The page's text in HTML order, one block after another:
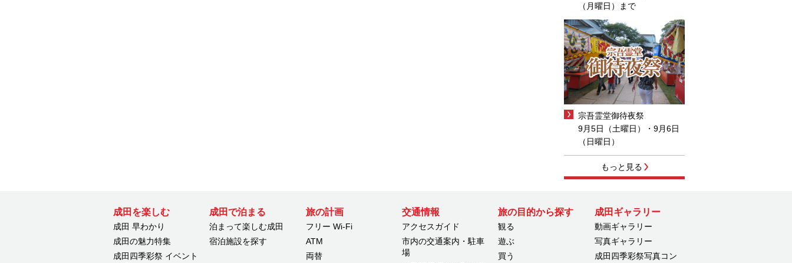
（月曜日）まで
宗吾霊堂御待夜祭
9月5日（土曜日）・9月6日
（日曜日）
もっと見る
成田を楽しむ
成田 早わかり
成田の魅力特集
成田四季彩祭 イベント
成田で泊まる
泊まって楽しむ成田
宿泊施設を探す
旅の計画
フリー Wi-Fi
ATM
両替
交通情報
アクセスガイド
市内の交通案内・駐車
場
旅の目的から探す
観る
遊ぶ
買う
成田ギャラリー
動画ギャラリー
写真ギャラリー
成田四季彩祭写真コン